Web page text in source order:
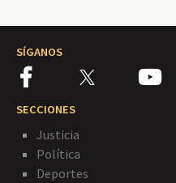
SÍGANOS
SECCIONES
Justicia
Política
Deportes